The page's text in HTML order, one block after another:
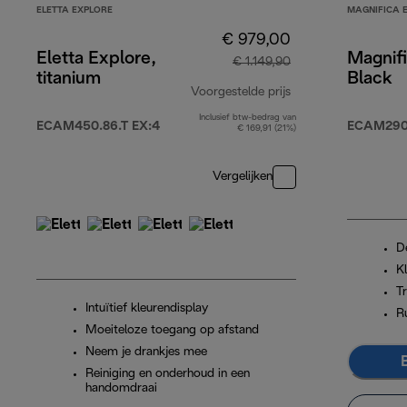
ELETTA EXPLORE
Eletta Explore,
titanium
ECAM450.86.T EX:4
€ 979,00
€ 1.149,90
Voorgestelde prijs
originele prijs €
Inclusief btw-bedrag van
€ 169,91 (21%)
Vergelijken
Intuïtief kleurendisplay
Moeiteloze toegang op afstand
Neem je drankjes mee
Reiniging en onderhoud in een
handomdraai
MAGNIFICA
Black